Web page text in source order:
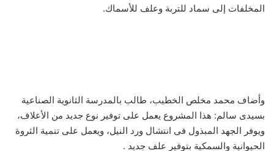
المخلفات إلى سماد للتربة وعلف للأسماك.
وأضاف محمد مخلص الخطيب، طالب بالمدرسة الثانوية الصناعية
بسيدى سالم: هذا المشروع يعمل على توفير نوع جديد من الأعلاف،
ويوفر الجهد المبذول فى انتشال ورد النيل، ويعمل على تنمية الثروة
الحيوانية والسمكية بتوفير علف جديد .